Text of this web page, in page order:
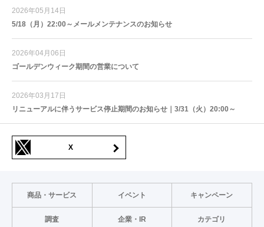
2026年05月14日
5/18（月）22:00～メールメンテナンスのお知らせ
2026年04月06日
ゴールデンウィーク期間の営業について
2026年03月17日
リニューアルに伴うサービス停止期間のお知らせ｜3/31（火）20:00～
X
商品・サービス イベント キャンペーン
調査 企業・IR カテゴリ